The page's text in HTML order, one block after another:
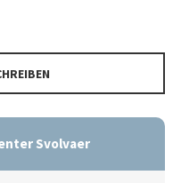
Svolvaer